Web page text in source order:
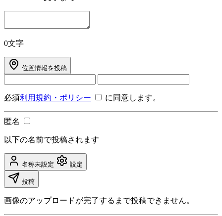
0文字
位置情報を投稿
必須利用規約・ポリシー に同意します。
匿名
以下の名前で投稿されます
名称未設定 設定
投稿
画像のアップロードが完了するまで投稿できません。